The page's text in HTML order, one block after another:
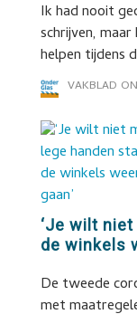
Ik had nooit
schrijven,
helpen tijdens
VAKBLAD
‘Je wilt
de winkels
De tweede
met